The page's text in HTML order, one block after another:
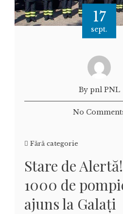
17
sept.
By pnl PNL
No
Fără categorie
Stare de
1000 de
ajuns la Galați